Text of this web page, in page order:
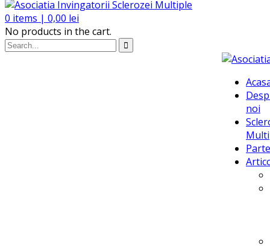
0 items | 0,00 lei
No products in the cart.
noi